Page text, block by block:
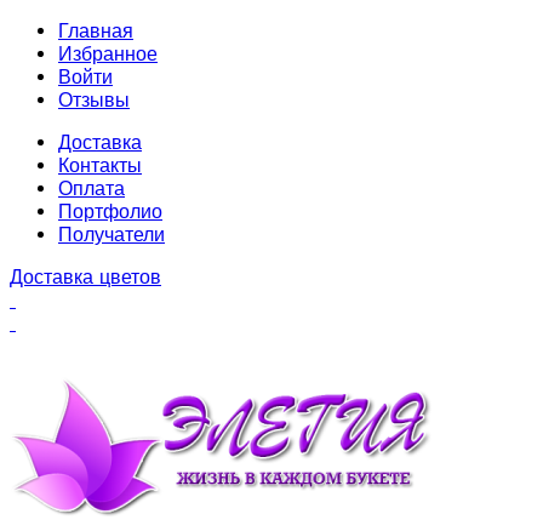
Главная
Избранное
Войти
Отзывы
Доставка
Контакты
Оплата
Портфолио
Получатели
Доставка цветов